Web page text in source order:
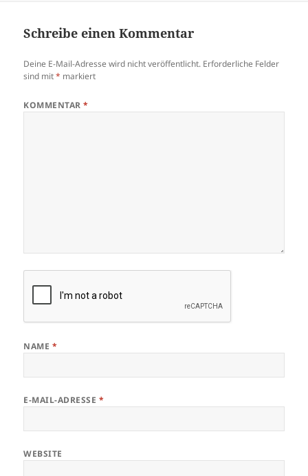
Schreibe einen Kommentar
Deine E-Mail-Adresse wird nicht veröffentlicht. Erforderliche Felder
sind mit* markiert
KOMMENTAR*
NAME *
E-MAIL-ADRESSE *
WEBSITE